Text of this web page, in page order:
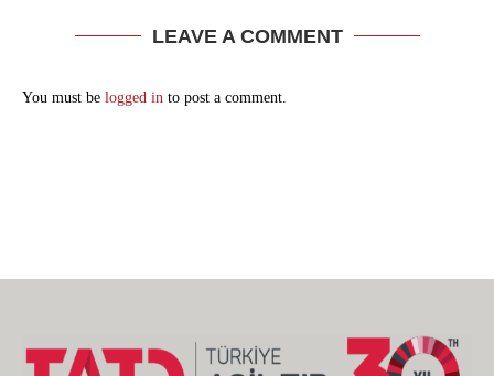
LEAVE A COMMENT
You must be logged in to post a comment.